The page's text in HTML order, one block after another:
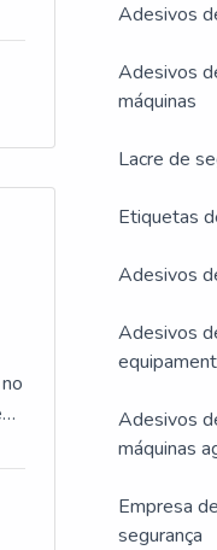
a
Adesivos
Adesivos
máquinas
Lacre de
Etiquetas
Adesivos
Adesivos
Adesivos
máquinas
Empresa
segurança